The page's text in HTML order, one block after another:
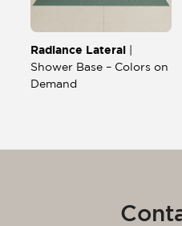
Radiance Lateral|
Shower Base – Colors on
Demand